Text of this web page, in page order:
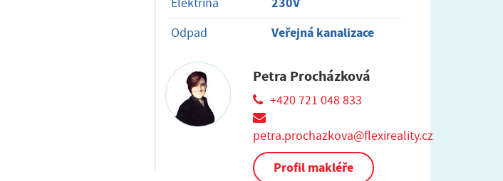
Odpad Veřejná kanalizace
Petra Procházková
+420 721 048 833
petra.prochazkova@flexireality.cz
Profil makléře